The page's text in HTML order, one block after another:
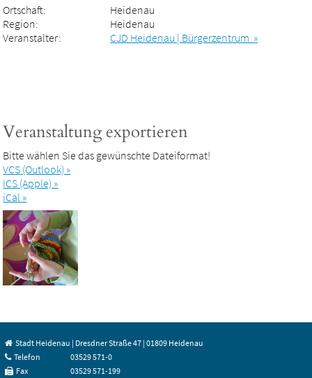
Ortschaft:
Heidenau
Region:
Heidenau
Veranstalter:
CJD Heidenau | Bürgerzentrum »
Veranstaltung exportieren
Bitte wählen Sie das gewünschte Dateiformat!
VCS (Outlook) »
ICS (Apple) »
iCal »
Stadt Heidenau | Dresdner Straße 47 | 01809 Heidenau
Telefon
03529 571-0
Fax
03529 571-199